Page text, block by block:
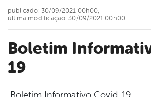
Boletim Informativo Covid-
19
publicado: 30/09/2021 00h00,
última modificação: 30/09/2021 00h00